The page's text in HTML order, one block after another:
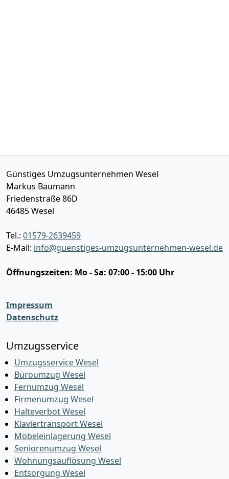
Günstiges Umzugsunternehmen Wesel
Markus Baumann
Friedenstraße 86D
46485Wesel
Tel.: 01579-2639459
E-Mail: info@guenstiges-umzugsunternehmen-wesel.de
Öffnungszeiten: Mo - Sa: 07:00 - 15:00 Uhr
Impressum
Datenschutz
Umzugsservice
Umzugsservice Wesel
Büroumzug Wesel
Fernumzug Wesel
Firmenumzug Wesel
Halteverbot Wesel
Klaviertransport Wesel
Möbeleinlagerung Wesel
Seniorenumzug Wesel
Wohnungsauflösung Wesel
Entsorgung Wesel